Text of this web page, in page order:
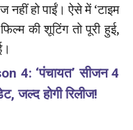
नहीं हो पाईं। ऐसे में ‘टाइम
की शूटिंग तो पूरी हुई,
4: ‘पंचायत’ सीजन 4
जल्द होगी रिलीज!